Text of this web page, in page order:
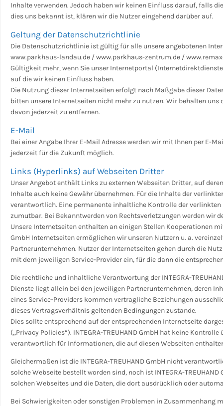
Inhalte verwenden. Jedoch haben wir keinen Einfluss darauf, falls
dies uns bekannt ist, klären wir die Nutzer eingehend darüber auf.
Geltung der Datenschutzrichtlinie
Die Datenschutzrichtlinie ist gültig für alle unsere angebotenen
www.parkhaus-landau.de / www.parkhaus-zentrum.de /
Gültigkeit mehr, wenn Sie unser Internetportal
auf die wir keinen Einfluss haben.
Die Nutzung dieser Internetseiten erfolgt nach Maßgabe dieser
bitten unsere Internetseiten nicht mehr zu nutzen. Wir behalten
davon jederzeit zu entfernen.
E-Mail
Bei einer Angabe Ihrer E-Mail Adresse werden wir mit Ihnen per
jederzeit für die Zukunft möglich.
Links (Hyperlinks) auf Webseiten Dritter
Unser Angebot enthält Links zu externen Webseiten Dritter, auf
Inhalte auch keine Gewähr übernehmen. Für die Inhalte der
verantwortlich. Eine permanente inhaltliche Kontrolle der
zumutbar. Bei Bekanntwerden von Rechtsverletzungen werden wir
Unsere Internetseiten enthalten an einigen Stellen Kooperationen
GmbH Internetseiten ermöglichen wir unseren Nutzern u. a.
Partnerunternehmen. Nutzer der Internetseiten gehen durch die
mit dem jeweiligen Service-Provider ein, für die dann die
Die rechtliche und inhaltliche Verantwortung der INTEGRA-
Dienste liegt allein bei den jeweiligen Partnerunternehmen, deren
eines Service-Providers kommen vertragliche Beziehungen
dieses Vertragsverhältnis geltenden Bedingungen zustande.
Dies sollte entsprechend auf der entsprechenden Internetseite
(„Privacy Policies“). INTEGRA-TREUHAND GmbH hat keine
verantwortlich für Informationen, die auf diesen Webseiten
Gleichermaßen ist die INTEGRA-TREUHAND GmbH nicht
solche Webseite bestellt worden sind, noch ist INTEGRA-
solchen Webseites und die Daten, die dort ausdrücklich oder
Bei Schwierigkeiten oder sonstigen Problemen in Zusammenhang